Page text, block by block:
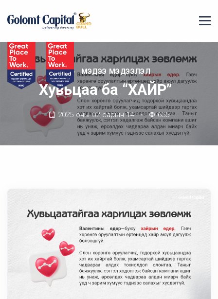
МЭДЭЭ МЭДЭЭЛЭЛ
Хувьцаа ба “ХАЙР”
2025 оны 02 сарын 14 655